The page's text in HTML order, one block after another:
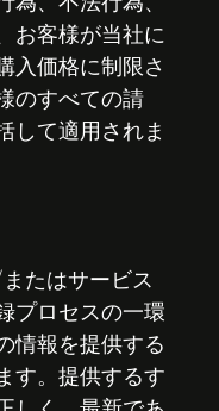
お客様が当社に
入価格に制限さ
のすべての請
して適用されま
たはサービス
プロセスの一環
情報を提供する
す。提供するす